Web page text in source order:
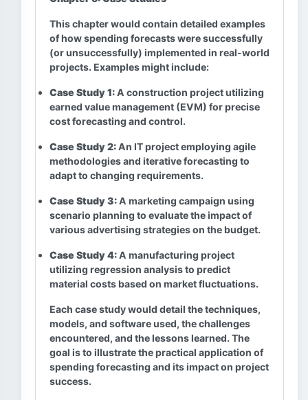
This chapter would contain detailed examples
of how spending forecasts were successfully
(or unsuccessfully) implemented in real-world
projects. Examples might include:
Case Study 1:A construction project utilizing
earned value management (EVM) for precise
cost forecasting and control.
Case Study 2:An IT project employing agile
methodologies and iterative forecasting to
adapt to changing requirements.
Case Study 3:A marketing campaign using
scenario planning to evaluate the impact of
various advertising strategies on the budget.
Case Study 4:A manufacturing project
utilizing regression analysis to predict
material costs based on market fluctuations.
Each case study would detail the techniques,
models, and software used, the challenges
encountered, and the lessons learned. The
goal is to illustrate the practical application of
spending forecasting and its impact on project
success.